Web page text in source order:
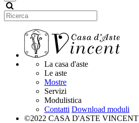
La casa d'aste
Le aste
Mostre
Servizi
Modulistica
Contatti Download moduli
©2022 CASA D'ASTE VINCENT